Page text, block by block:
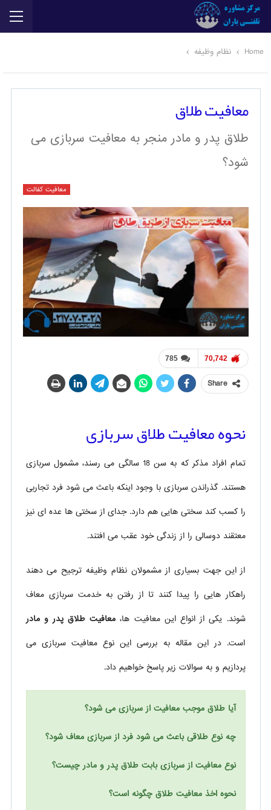
Home نظام وظیفه
معافیت طلاق
طلاق پدر و مادر منجر به معافیت سربازی می
شود؟
معافیت کفالت
785 70,742
Share
نحوه معافیت طلاق سربازی
تمام افراد مذکر که به سن 18 سالگی می رسند، مشمول سربازی
هستند. گذراندن سربازی با وجود اینکه باعث می شود فرد تجاربی
را کسب کند سختی هایی هم دارد. جدای از سختی ها عده ای نیز
معتقند دوسالی را از زندگی خود عقب می افتند.
از این جهت بسیاری از مشمولان نظام وظیفه ترجیح می دهند
راهکار هایی را پیدا کنند تا از رفتن به خدمت سربازی معاف
شوند. یکی از انواع این معافیت ها، معافیت طلاق پدر و مادر
است. در این مقاله به بررسی این نوع معافیت سربازی می
پردازیم و به سوالات زیر پاسخ خواهیم داد.
آیا طلاق موجب معافیت از سربازی می شود؟
چه نوع طلاقی باعث می شود فرد از سربازی معاف شود؟
نوع معافیت از سربازی بابت طلاق پدر و مادر چیست؟
نحوه اخذ معافیت طلاق چگونه است؟